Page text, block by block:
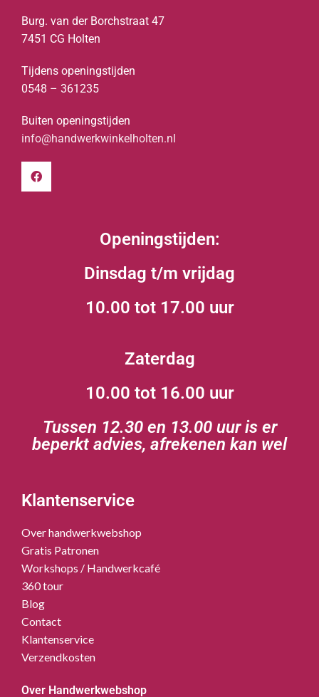
Burg. van der Borchstraat 47
7451 CG Holten
Tijdens openingstijden
0548 – 361235
Buiten openingstijden
info@handwerkwinkelholten.nl
Openingstijden:
Dinsdag t/m vrijdag
10.00 tot 17.00 uur
Zaterdag
10.00 tot 16.00 uur
Tussen 12.30 en 13.00 uur is er
beperkt advies, afrekenen kan wel
Klantenservice
Over handwerkwebshop
Gratis Patronen
Workshops / Handwerkcafé
360 tour
Blog
Contact
Klantenservice
Verzendkosten
Over Handwerkwebshop